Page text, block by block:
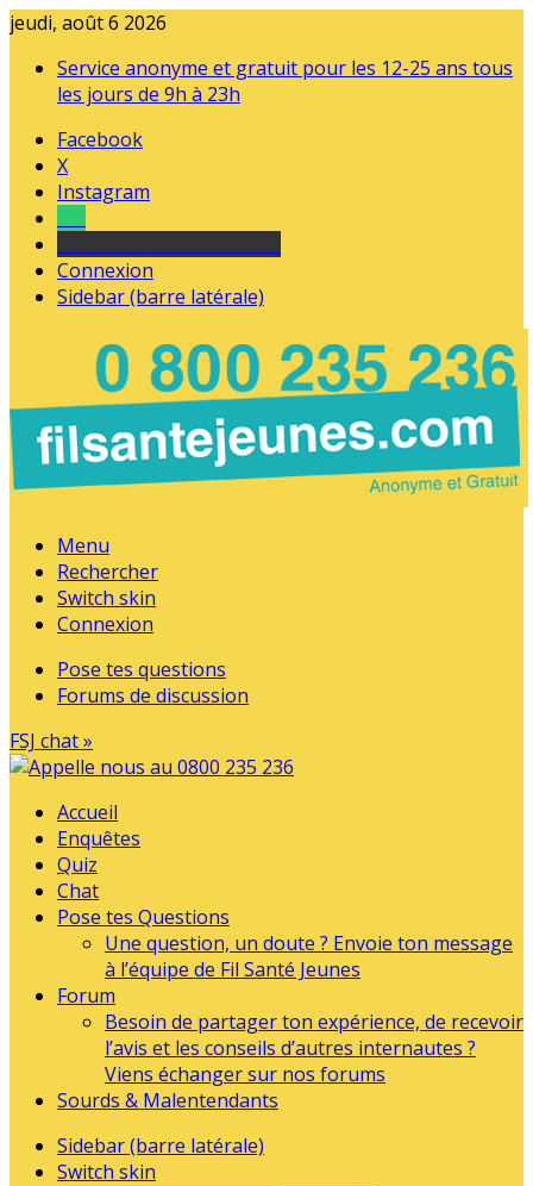
jeudi, août 6 2026
Service anonyme et gratuit pour les 12-25 ans tous
les jours de 9h à 23h
Facebook
X
Instagram
Connexion
Sidebar (barre latérale)
Menu
Rechercher
Switch skin
Connexion
Pose tes questions
Forums de discussion
FSJ chat »
Accueil
Enquêtes
Quiz
Chat
Pose tes Questions
Une question, un doute ? Envoie ton message
à l’équipe de Fil Santé Jeunes
Forum
Besoin de partager ton expérience, de recevoir
l’avis et les conseils d’autres internautes ?
Viens échanger sur nos forums
Sourds & Malentendants
Sidebar (barre latérale)
Switch skin